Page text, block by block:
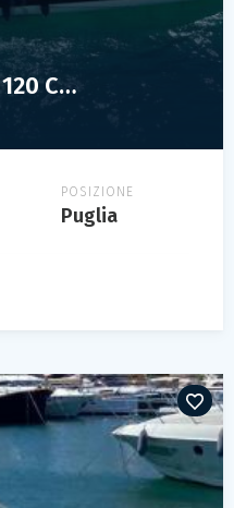
DOVIBOAT SHUTTLE 120 CABIN
POSIZIONE
Puglia